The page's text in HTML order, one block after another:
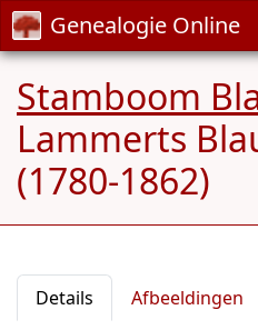
Genealogie Online
Stamboom
Lammerts
(1780-1862)
Details Afbeeldingen